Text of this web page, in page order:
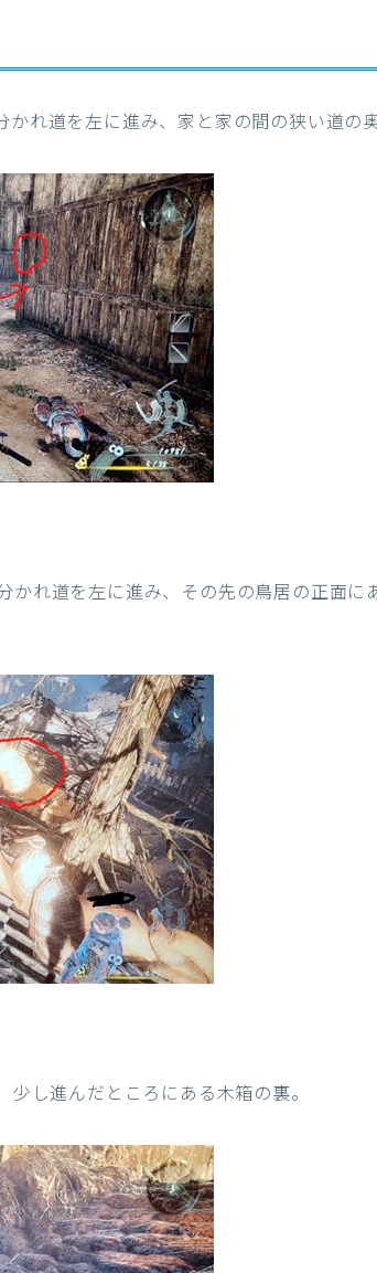
れ道を左に進み、家と家の間の狭い道の奥
かれ道を左に進み、その先の鳥居の正面に
し進んだところにある木箱の裏。